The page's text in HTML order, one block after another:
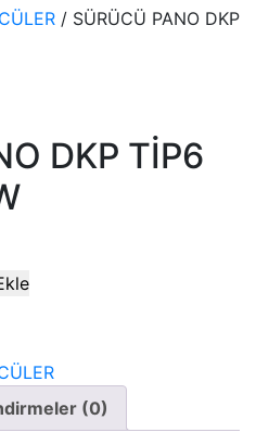
/ SÜRÜCÜ PANO DKP
DKP TİP6
(0)